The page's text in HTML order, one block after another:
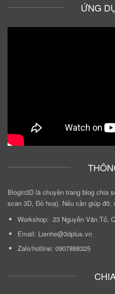
ỨNG
Blogin3D là chuyên trang blog chia
scan 3D, Đồ hoạ). Nếu cần giúp
Workshop: 23 Nguyễn Văn Tố,
Email: Lienhe@3dplus.vn
Zalo/hotline: 0907888325